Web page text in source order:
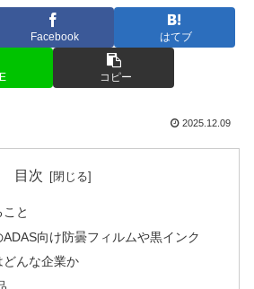
Facebook はてブ
コピー
2025.12.09
目次
と
向け防曇フィルムや黒インク
んな企業か